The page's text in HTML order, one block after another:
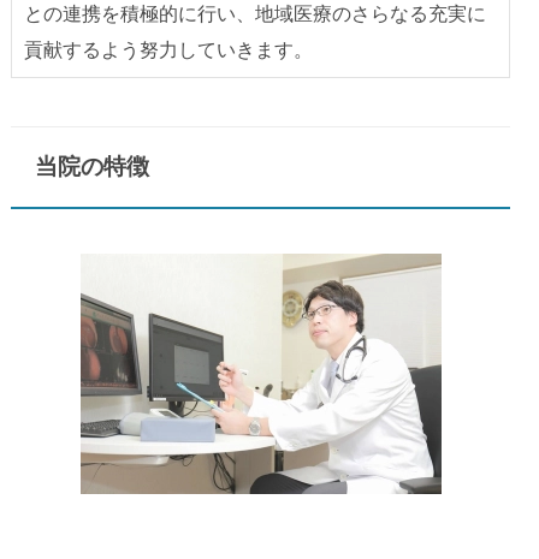
との連携を積極的に行い、地域医療のさらなる充実に
貢献するよう努力していきます。
当院の特徴